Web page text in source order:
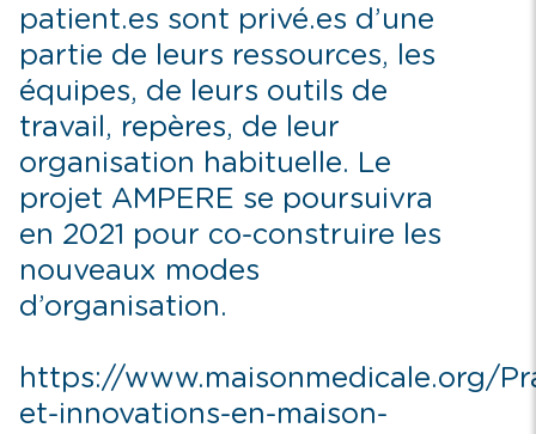
patient.es sont privé.es d’une
partie de leurs ressources, les
équipes, de leurs outils de
travail, repères, de leur
organisation habituelle. Le
projet AMPERE se poursuivra
en 2021 pour co-construire les
nouveaux modes
d’organisation.
https://www.maisonmedicale.org/
et-innovations-en-maison-